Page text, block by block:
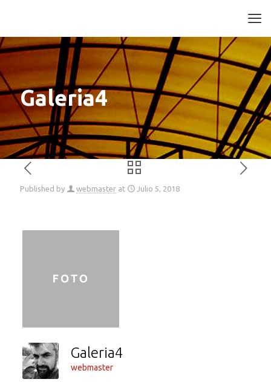
Galeria4
Published by webmaster at Julio 5, 2018
Galeria4
webmaster